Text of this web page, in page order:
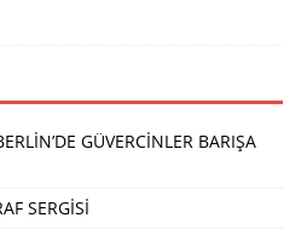
GÜVERCİNLER BARIŞA
SERGİSİ